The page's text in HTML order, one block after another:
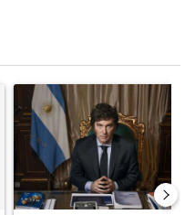
"" con 12 comentarios.
Un artículo de tendencia